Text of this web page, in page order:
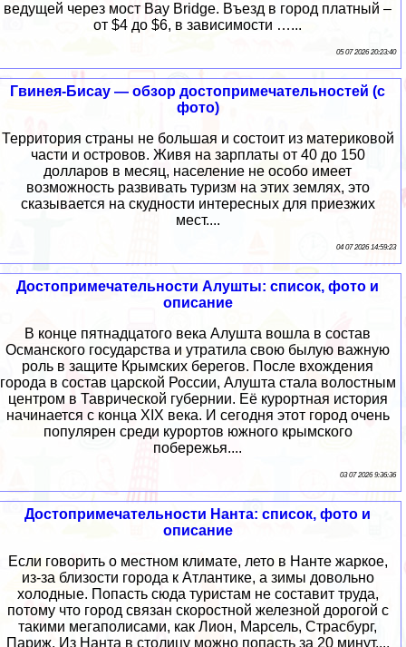
ведущей через мост Bay Bridge. Въезд в город платный –
от $4 до $6, в зависимости …...
05 07 2026 20:23:40
Гвинея-Бисау — обзор достопримечательностей (с
фото)
Территория страны не большая и состоит из материковой
части и островов. Живя на зарплаты от 40 до 150
долларов в месяц, население не особо имеет
возможность развивать туризм на этих землях, это
сказывается на скудности интересных для приезжих
мест....
04 07 2026 14:59:23
Достопримечательности Алушты: список, фото и
описание
В конце пятнадцатого века Алушта вошла в состав
Османского государства и утратила свою былую важную
роль в защите Крымских берегов. После вхождения
города в состав царской России, Алушта стала волостным
центром в Таврической губернии. Её курортная история
начинается с конца XIX века. И сегодня этот город очень
популярен среди курортов южного крымского
побережья....
03 07 2026 9:36:36
Достопримечательности Нанта: список, фото и
описание
Если говорить о местном климате, лето в Нанте жаркое,
из-за близости города к Атлантике, а зимы довольно
холодные. Попасть сюда туристам не составит труда,
потому что город связан скоростной железной дорогой с
такими мегаполисами, как Лион, Марсель, Страсбург,
Париж. Из Нанта в столицу можно попасть за 20 минут....